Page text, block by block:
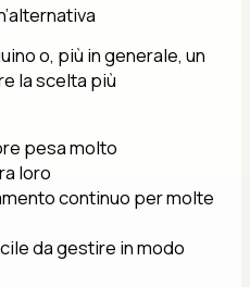
o, più in generale, un
la scelta più
pesa molto
loro
continuo per molte
da gestire in modo